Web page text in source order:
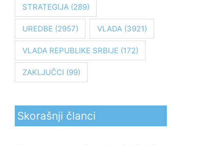
STRATEGIJA(289)
UREDBE (2957) VLADA(3921)
VLADA REPUBLIKE SRBIJE (172)
ZAKLJUČCI (99)
Skorašnji članci